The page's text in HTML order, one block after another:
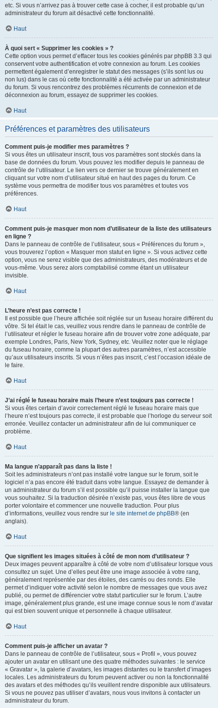
etc. Si vous n’arrivez pas à trouver cette case à cocher, il est probable qu’un
administrateur du forum ait désactivé cette fonctionnalité.
Haut
À quoi sert « Supprimer les cookies » ?
Cette option vous permet d’effacer tous les cookies générés par phpBB 3.3 qui
conservent votre authentification et votre connexion au forum. Les cookies
permettent également d’enregistrer le statut des messages (s’ils sont lus ou
non lus) dans le cas où cette fonctionnalité a été activée par un administrateur
du forum. Si vous rencontrez des problèmes récurrents de connexion et de
déconnexion au forum, essayez de supprimer les cookies.
Haut
Préférences et paramètres des utilisateurs
Comment puis-je modifier mes paramètres ?
Si vous êtes un utilisateur inscrit, tous vos paramètres sont stockés dans la
base de données du forum. Vous pouvez les modifier depuis le panneau de
contrôle de l’utilisateur. Le lien vers ce dernier se trouve généralement en
cliquant sur votre nom d’utilisateur situé en haut des pages du forum. Ce
système vous permettra de modifier tous vos paramètres et toutes vos
préférences.
Haut
Comment puis-je masquer mon nom d’utilisateur de la liste des utilisateurs
en ligne ?
Dans le panneau de contrôle de l’utilisateur, sous « Préférences du forum »,
vous trouverez l’option « Masquer mon statut en ligne ». Si vous activez cette
option, vous ne serez visible que des administrateurs, des modérateurs et de
vous-même. Vous serez alors comptabilisé comme étant un utilisateur
invisible.
Haut
L’heure n’est pas correcte !
Il est possible que l’heure affichée soit réglée sur un fuseau horaire différent du
vôtre. Si tel était le cas, veuillez vous rendre dans le panneau de contrôle de
l’utilisateur et régler le fuseau horaire afin de trouver votre zone adéquate, par
exemple Londres, Paris, New York, Sydney, etc. Veuillez noter que le réglage
du fuseau horaire, comme la plupart des autres paramètres, n’est accessible
qu’aux utilisateurs inscrits. Si vous n’êtes pas inscrit, c’est l’occasion idéale de
le faire.
Haut
J’ai réglé le fuseau horaire mais l’heure n’est toujours pas correcte !
Si vous êtes certain d’avoir correctement réglé le fuseau horaire mais que
l’heure n’est toujours pas correcte, il est probable que l’horloge du serveur soit
erronée. Veuillez contacter un administrateur afin de lui communiquer ce
problème.
Haut
Ma langue n’apparaît pas dans la liste !
Soit les administrateurs n’ont pas installé votre langue sur le forum, soit le
logiciel n’a pas encore été traduit dans votre langue. Essayez de demander à
un administrateur du forum s’il est possible qu’il puisse installer la langue que
vous souhaitez. Si la traduction désirée n’existe pas, vous êtes libre de vous
porter volontaire et commencer une nouvelle traduction. Pour plus
d’informations, veuillez vous rendre sur le site internet de phpBB® (en
anglais).
Haut
Que signifient les images situées à côté de mon nom d’utilisateur ?
Deux images peuvent apparaître à côté de votre nom d’utilisateur lorsque vous
consultez un sujet. Une d’elles peut être une image associée à votre rang,
généralement représentée par des étoiles, des carrés ou des ronds. Elle
permet d’indiquer votre activité selon le nombre de messages que vous avez
publié, ou permet de différencier votre statut particulier sur le forum. L’autre
image, généralement plus grande, est une image connue sous le nom d’avatar
qui est bien souvent unique et personnelle à chaque utilisateur.
Haut
Comment puis-je afficher un avatar ?
Dans le panneau de contrôle de l’utilisateur, sous « Profil », vous pouvez
ajouter un avatar en utilisant une des quatre méthodes suivantes : le service
« Gravatar », la galerie d’avatars, les images distantes ou le transfert d’images
locales. Les administrateurs du forum peuvent activer ou non la fonctionnalité
des avatars et des méthodes qu’ils veuillent rendre disponible aux utilisateurs.
Si vous ne pouvez pas utiliser d’avatars, nous vous invitons à contacter un
administrateur du forum.